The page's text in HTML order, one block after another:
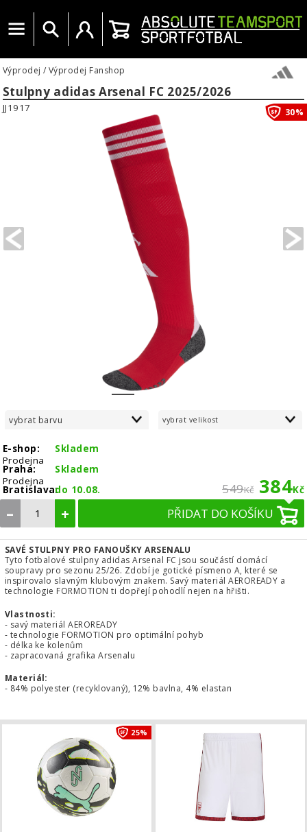
Menu Vyhledat Uživatelský účet
Košík
Výprodej / Výprodej Fanshop
Stulpny adidas Arsenal FC 2025/2026
PREVIOUS
1 2 3
JJ1917 30%
vybrat barvu vybrat velikost
E-shop:
Skladem
Prodejna
Praha:
Skladem
Prodejna
Bratislava:do 10.08. 549Kč 384Kč
– + PŘIDAT DO KOŠÍKU
SAVÉ STULPNY PRO FANOUŠKY ARSENALU
Tyto fotbalové stulpny adidas Arsenal FC jsou součástí domácí
soupravy pro sezonu 25/26. Zdobí je gotické písmeno A, které se
inspirovalo slavným klubovým znakem. Savý materiál AEROREADY a
technologie FORMOTION ti dopřejí pohodlí nejen na hřišti.
Vlastnosti:
- savý materiál AEROREADY
- technologie FORMOTION pro optimální pohyb
- délka ke kolenům
- zapracovaná grafika Arsenalu
Materiál:
- 84% polyester (recyklovaný), 12% bavlna, 4% elastan
25%